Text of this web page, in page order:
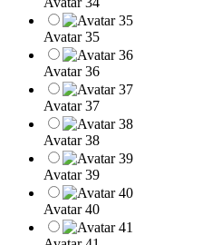
Avatar 35
Avatar 36
Avatar 37
Avatar 38
Avatar 39
Avatar 40